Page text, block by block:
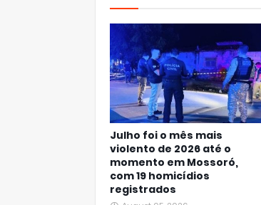
Julho foi o mês mais
violento de 2026 até o
momento em Mossoró,
com 19 homicídios
registrados